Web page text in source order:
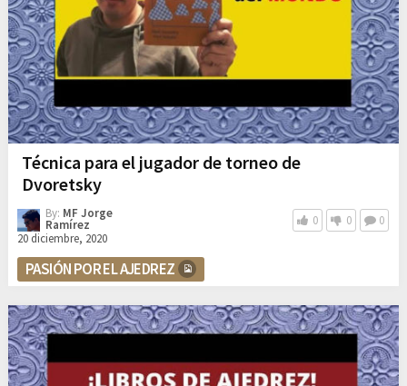
Técnica para el jugador de torneo de
Dvoretsky
By: MF Jorge
Ramírez
20 diciembre, 2020
0 0 0
PASIÓN POR EL AJEDREZ